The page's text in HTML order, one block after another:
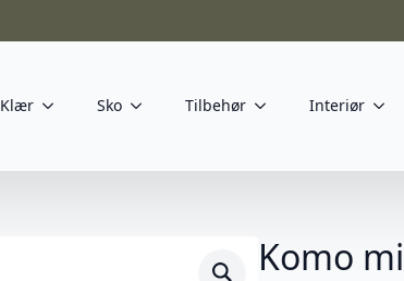
Klær Sko Tilbehør Interiør
Komo